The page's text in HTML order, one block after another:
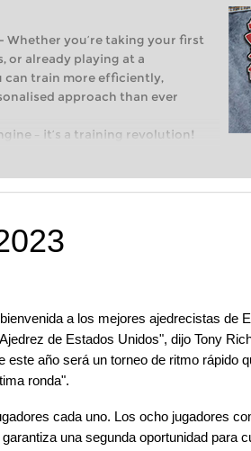
- Whether you’re taking your first
or already playing at a
can train more efficiently,
approach than ever
– it’s a training revolution!
into the world of club chess,
a more personalised
a los mejores ajedrecistas de
de Estados Unidos", dijo Tony
este año será un torneo de ritmo rápido
ronda".
cada uno. Los ocho jugadores
una segunda oportunidad para